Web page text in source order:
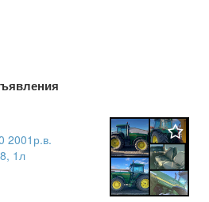
2001р.в.
1л